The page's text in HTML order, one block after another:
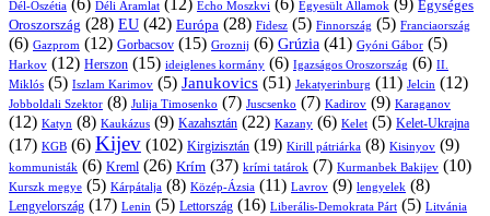
Dél-Oszétia (6) Déli Áramlat (12) Echo Moszkvi (6) Egyesült Államok (9) Egységes
Oroszország (28) EU (42) Európa (28) Fidesz (5) Finnország (5) Franciaország
(6) Gazprom (12) Gorbacsov (15) Groznij (6) Grúzia (41) Gyóni Gábor (5)
Harkov (12) Herszon (15) ideiglenes kormány (6) Igazságos Oroszország (6) II.
Miklós (5) Iszlam Karimov (5) Janukovics (51) Jekatyerinburg (11) Jelcin (12)
Jobboldali Szektor (8) Julija Timosenko (7) Juscsenko (7) Kadirov (9) Karaganov
(12) Katyn (8) Kaukázus (9) Kazahsztán (22) Kazany (6) Kelet (5) Kelet-Ukrajna
(17) KGB (6) Kijev (102) Kirgizisztán (19) Kirill pátriárka (8) Kisinyov (9)
kommunisták (6) Kreml (26) Krím (37) krími tatárok (7) Kurmanbek Bakijev (10)
Kurszk megye (5) Kárpátalja (8) Közép-Ázsia (11) Lavrov (9) lengyelek (8)
Lengyelország (17) Lenin (5) Lettország (16) Liberális-Demokrata Párt (5) Litvánia